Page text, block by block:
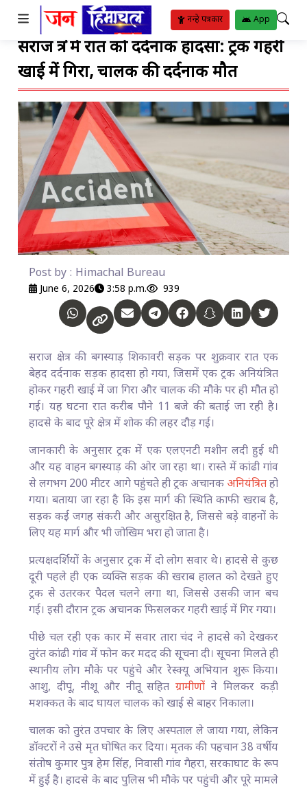
नन्हे पत्रकार App
SUBMENU
SUBMENU
SUBMENU
SUBMENU
SUBMENU
सुविधाएं
SUBMENU
SUBMENU
SUBMENU
SUBMENU
SUBMENU
SUBMENU
सराज क्षेत्र में रात को दर्दनाक हादसा: ट्रक गहरी
खाई में गिरा, चालक की दर्दनाक मौत
Post by : Himachal Bureau
June 6, 2026 3:58 p.m. 939
सराज क्षेत्र की बगस्याड़ शिकावरी सड़क पर शुक्रवार रात एक
बेहद दर्दनाक सड़क हादसा हो गया, जिसमें एक ट्रक अनियंत्रित
होकर गहरी खाई में जा गिरा और चालक की मौके पर ही मौत हो
गई। यह घटना रात करीब पौने 11 बजे की बताई जा रही है।
हादसे के बाद पूरे क्षेत्र में शोक की लहर दौड़ गई।
जानकारी के अनुसार ट्रक में एक एलएनटी मशीन लदी हुई थी
और यह वाहन बगस्याड़ की ओर जा रहा था। रास्ते में कांढी गांव
से लगभग 200 मीटर आगे पहुंचते ही ट्रक अचानक अनियंत्रितहो
गया। बताया जा रहा है कि इस मार्ग की स्थिति काफी खराब है,
सड़क कई जगह संकरी और असुरक्षित है, जिससे बड़े वाहनों के
लिए यह मार्ग और भी जोखिम भरा हो जाता है।
प्रत्यक्षदर्शियों के अनुसार ट्रक में दो लोग सवार थे। हादसे से कुछ
दूरी पहले ही एक व्यक्ति सड़क की खराब हालत को देखते हुए
ट्रक से उतरकर पैदल चलने लगा था, जिससे उसकी जान बच
गई। इसी दौरान ट्रक अचानक फिसलकर गहरी खाई में गिर गया।
पीछे चल रही एक कार में सवार तारा चंद ने हादसे को देखकर
तुरंत कांढी गांव में फोन कर मदद की सूचना दी। सूचना मिलते ही
स्थानीय लोग मौके पर पहुंचे और रेस्क्यू अभियान शुरू किया।
आशु, दीपू, नीशू और नीतू सहितग्रामीणोंने मिलकर कड़ी
मशक्कत के बाद घायल चालक को खाई से बाहर निकाला।
चालक को तुरंत उपचार के लिए अस्पताल ले जाया गया, लेकिन
डॉक्टरों ने उसे मृत घोषित कर दिया। मृतक की पहचान 38 वर्षीय
संतोष कुमार पुत्र हेम सिंह, निवासी गांव गैहरा, सरकाघाट के रूप
में हुई है। हादसे के बाद पुलिस भी मौके पर पहुंची और पूरे मामले